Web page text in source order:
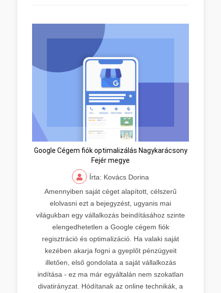
Google Cégem fiók optimalizálás Nagykarácsony
Fejér megye
Írta: Kovács Dorina
Amennyiben saját céget alapított, célszerű
elolvasni ezt a bejegyzést, ugyanis mai
világukban egy vállalkozás beindításához szinte
elengedhetetlen a Google cégem fiók
regisztráció és optimalizáció. Ha valaki saját
kezében akarja fogni a gyeplőt pénzügyeit
illetően, első gondolata a saját vállalkozás
indítása - ez ma már egyáltalán nem szokatlan
divatirányzat. Hódítanak az online technikák, a